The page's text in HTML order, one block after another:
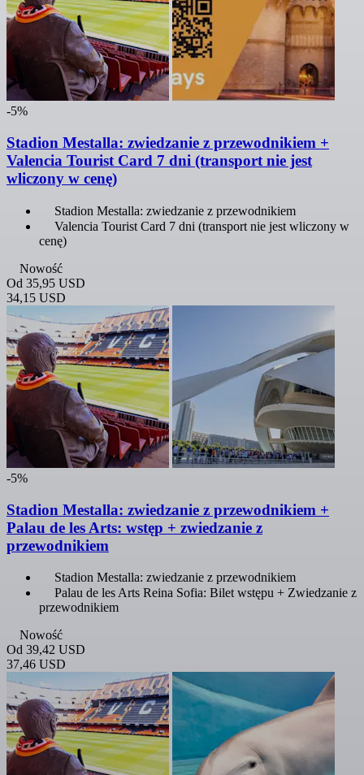
-5%
Stadion Mestalla: zwiedzanie z przewodnikiem +
Valencia Tourist Card 7 dni (transport nie jest
wliczony w cenę)
Stadion Mestalla: zwiedzanie z przewodnikiem
Valencia Tourist Card 7 dni (transport nie jest wliczony w
cenę)
Nowość
Od 35,95 USD
34,15 USD
-5%
Stadion Mestalla: zwiedzanie z przewodnikiem +
Palau de les Arts: wstęp + zwiedzanie z
przewodnikiem
Stadion Mestalla: zwiedzanie z przewodnikiem
Palau de les Arts Reina Sofia: Bilet wstępu + Zwiedzanie z
przewodnikiem
Nowość
Od 39,42 USD
37,46 USD